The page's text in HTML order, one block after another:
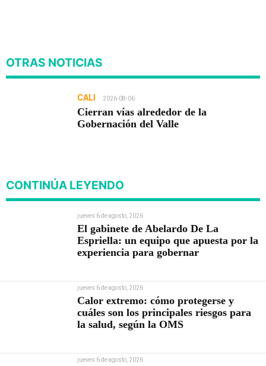
OTRAS NOTICIAS
CALI 2026-08-06
Cierran vías alrededor de la
Gobernación del Valle
CONTINÚA LEYENDO
jueves 6 de agosto, 2026
El gabinete de Abelardo De La
Espriella: un equipo que apuesta por la
experiencia para gobernar
jueves 6 de agosto, 2026
Calor extremo: cómo protegerse y
cuáles son los principales riesgos para
la salud, según la OMS
jueves 6 de agosto, 2026